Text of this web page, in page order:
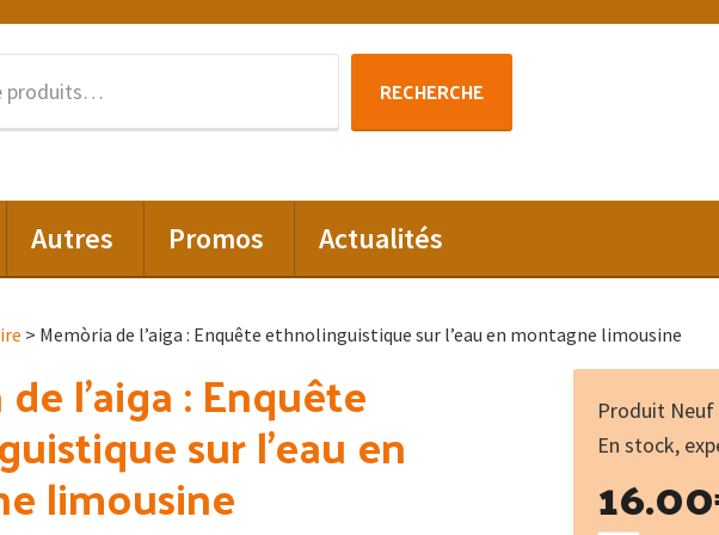
RECHERCHE
Autres Promos Actualités
> Memòria de l’aiga : Enquête ethnolinguistique sur l’eau en montagne limousine
l’aiga : Enquête
sur l’eau en
limousine
Produit Neuf
En stock,
16.00
de
Memòria